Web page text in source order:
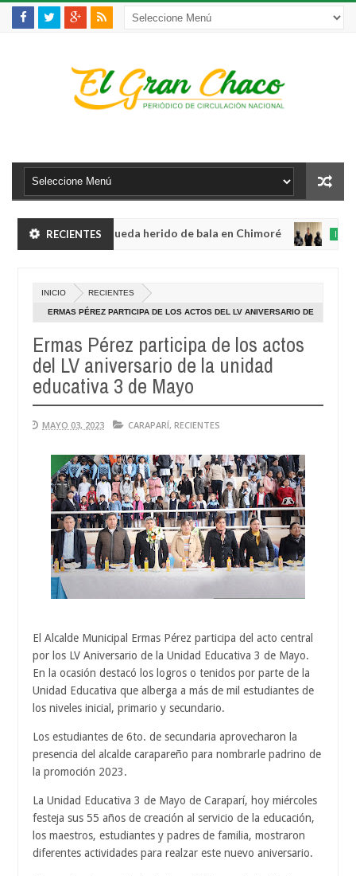
RECIENTES
robo y queda herido de bala en Chimoré
robo y queda herido de bala en Chimoré
Aug
2026 0
a 12 ministerios y concentra competencias estratégicas
INICIO RECIENTES
ERMAS PÉREZ PARTICIPA DE LOS ACTOS DEL LV ANIVERSARIO DE
Ermas Pérez participa de los actos
del LV aniversario de la unidad
educativa 3 de Mayo
MAYO 03, 2023 CARAPARÍ, RECIENTES
El Alcalde Municipal Ermas Pérez participa del acto central
por los LV Aniversario de la Unidad Educativa 3 de Mayo.
En la ocasión destacó los logros o tenidos por parte de la
Unidad Educativa que alberga a más de mil estudiantes de
los niveles inicial, primario y secundario.
Los estudiantes de 6to. de secundaria aprovecharon la
presencia del alcalde carapareño para nombrarle padrino de
la promoción 2023.
La Unidad Educativa 3 de Mayo de Caraparí, hoy miércoles
festeja sus 55 años de creación al servicio de la educación,
los maestros, estudiantes y padres de familia, mostraron
diferentes actividades para realzar este nuevo aniversario.